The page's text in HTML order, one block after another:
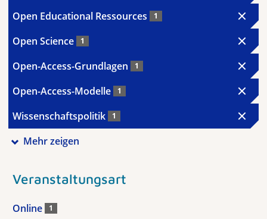
Open Educational Ressources 1
Open Science 1
Open-Access-Grundlagen 1
Open-Access-Modelle 1
Wissenschaftspolitik 1
Mehr zeigen
Veranstaltungsart
Online 1